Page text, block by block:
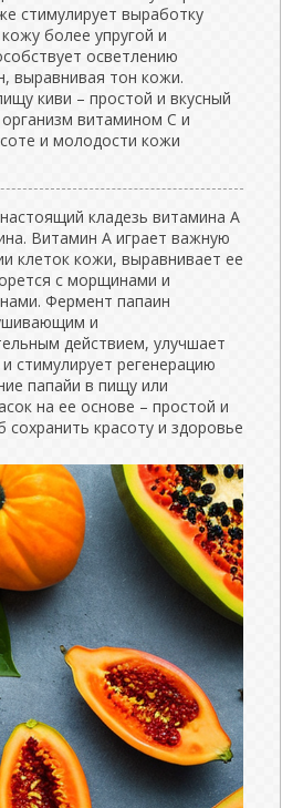
стимулирует выработку
более упругой и
осветлению
выравнивая тон кожи.
киви – простой и вкусный
витамином С и
и молодости кожи
кладезь витамина А
Витамин А играет важную
клеток кожи, выравнивает ее
с морщинами и
Фермент папаин
и
действием, улучшает
стимулирует регенерацию
папайи в пищу или
на ее основе – простой и
сохранить красоту и здоровье